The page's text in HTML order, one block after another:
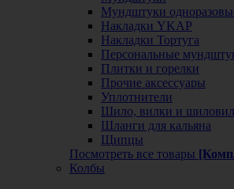
Мундштуки
Накладки YKAP
Накладки Тортуга
Персональные
Плитки и горелки
Прочие аксессуары
Уплотнители
Шило, вилки и
Шланги для кальяна
Щипцы
Посмотреть все товары
Колбы